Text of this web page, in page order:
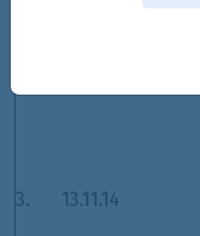
3. 13.11.14